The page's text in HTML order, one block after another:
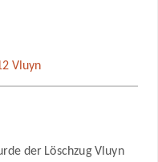
Vluyn
der Löschzug Vluyn